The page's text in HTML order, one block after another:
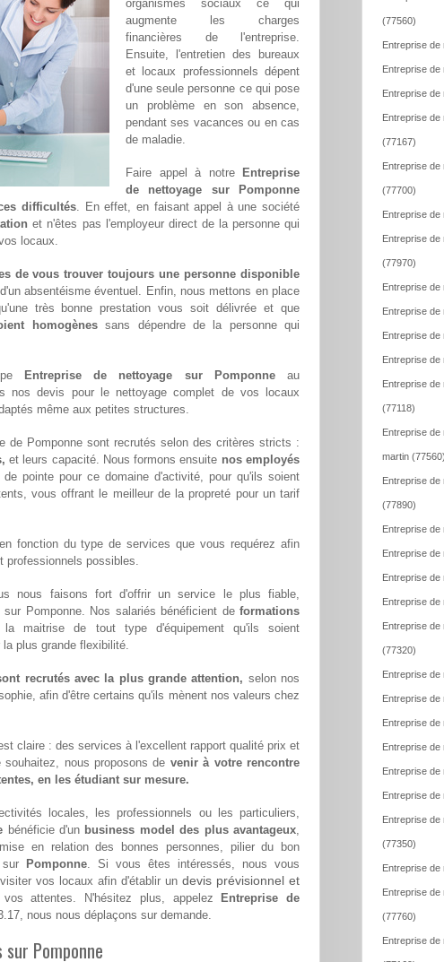
organismes sociaux ce qui
augmente les charges
financières de l'entreprise.
Ensuite, l'entretien des bureaux
et locaux professionnels dépent
d'une seule personne ce qui pose
un problème en son absence,
pendant ses vacances ou en cas
de maladie.
Faire appel à notre
Entreprise
de nettoyage sur Pomponne
difficultés. En effet, en faisant appel à une société
et n'êtes pas l'employeur direct de la personne qui
locaux.
de vous trouver toujours une personne disponible
absentéisme éventuel. Enfin, nous mettons en place
très bonne prestation vous soit délivrée et que
homogènessans dépendre de la personne qui
Entreprise de nettoyage sur Pomponneau
nos devis pour le nettoyage complet de vos locaux
même aux petites structures.
de Pomponne sont recrutés selon des critères stricts :
et leurs capacité. Nous formons ensuite nos employés
pointe pour ce domaine d'activité, pour qu'ils soient
vous offrant le meilleur de la propreté pour un tarif
fonction du type de services que vous requérez afin
professionnels possibles.
nous faisons fort d'offrir un service le plus fiable,
Pomponne. Nos salariés bénéficient de formations
la maitrise de tout type d'équipement qu'ils soient
plus grande flexibilité.
recrutés avec la plus grande attention, selon nos
afin d'être certains qu'ils mènent nos valeurs chez
claire : des services à l'excellent rapport qualité prix et
nous proposons de venir à votre rencontre
en les étudiant sur mesure.
locales, les professionnels ou les particuliers,
bénéficie d'un business model des plus avantageux,
en relation des bonnes personnes, pilier du bon
Pomponne. Si vous êtes intéressés, nous vous
vos locaux afin d'établir un devis prévisionnel et
attentes. N'hésitez plus, appelez
Entreprise de
nous nous déplaçons sur demande.
Pomponne
(77560)
Entreprise de
Entreprise de
Entreprise
Entreprise
(77167)
Entreprise de
(77700)
Entreprise de
Entreprise
(77970)
Entreprise
Entreprise
Entreprise
Entreprise
Entreprise
(77118)
Entreprise
martin (77560)
Entreprise de
(77890)
Entreprise de
Entreprise
Entreprise de
Entreprise
Entreprise
(77320)
Entreprise
Entreprise de
Entreprise de
Entreprise
Entreprise de
Entreprise
Entreprise
(77350)
Entreprise
Entreprise
(77760)
Entreprise de